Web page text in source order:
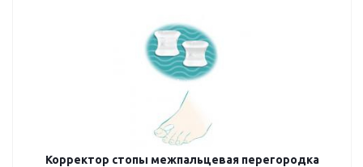
Корректор стопы межпальцевая перегородка